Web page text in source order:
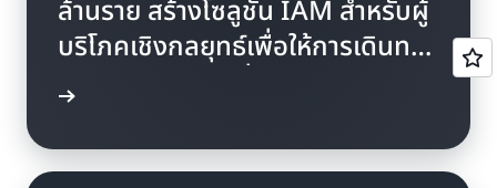
ล้านราย สร้างโซลูชัน IAM สำหรับผู้
บริโภคเชิงกลยุทธ์เพื่อให้การเดินทาง
ของผู้ใช้เหมาะสมที่สุด และประสบ
ถึง 80% ด้วยการใช้ Amazon